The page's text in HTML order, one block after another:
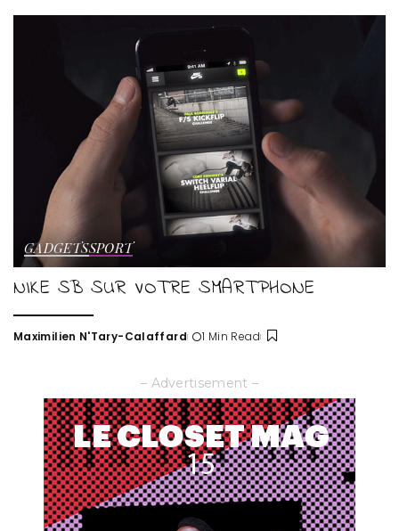
GADGETSSPORT
NIKE SB SUR VOTRE SMARTPHONE
Posted
Maximilien N'Tary-Calaffard 1 Min Read
– Advertisement –